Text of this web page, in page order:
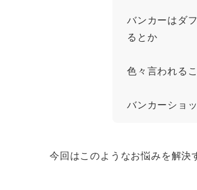
バンカーはダ
るとか
色々言われる
バンカーショ
今回はこのようなお悩みを解決